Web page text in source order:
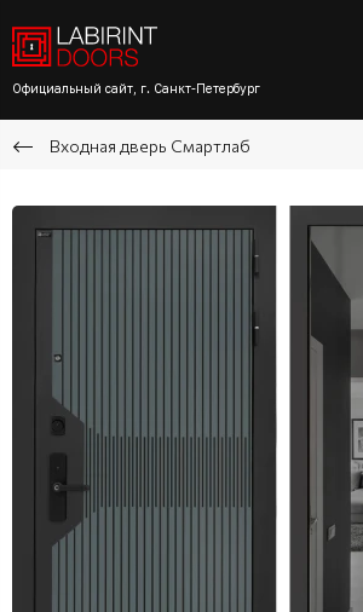
Официальный сайт, г. Санкт-Петербург
Входная дверь Смартлаб